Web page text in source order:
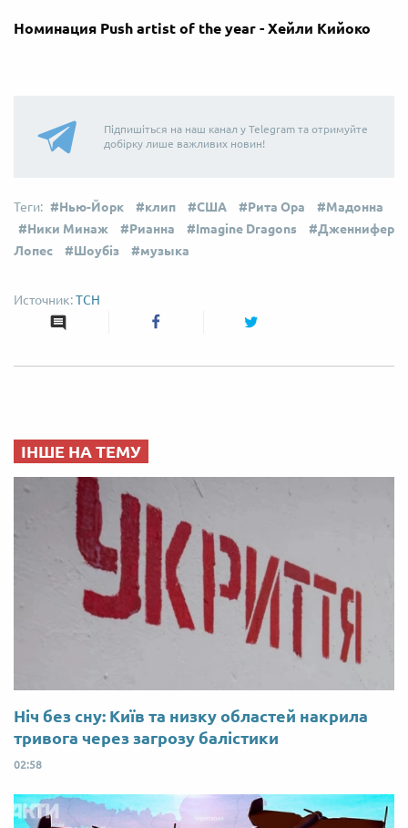
Номинация Push artist of the year - Хейли Кийоко
Підпишіться на наш канал у Telegram та отримуйте
добірку лише важливих новин!
Нью-Йорк клип США Рита Ора
Мадонна
Ники Минаж
Рианна Imagine Dragons
Дженнифер
Лопес
Шоубіз музыка
ТСН
ІНШЕ НА ТЕМУ
Ніч без сну: Київ та низку областей накрила
тривога через загрозу балістики
02:58